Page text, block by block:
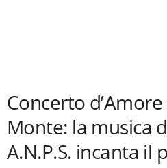
Concerto
Monte: la musica
A.N.P.S. incanta il